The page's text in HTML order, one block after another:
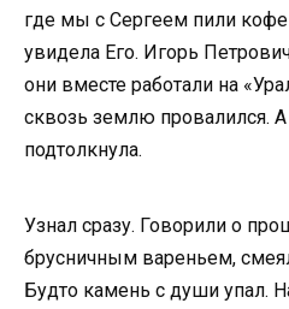
где мы с Сергеем пили
увидела Его. Игорь
они вместе работали на
сквозь землю провалился.
подтолкнула.
Узнал сразу. Говорили о
брусничным вареньем,
Будто камень с души упал.